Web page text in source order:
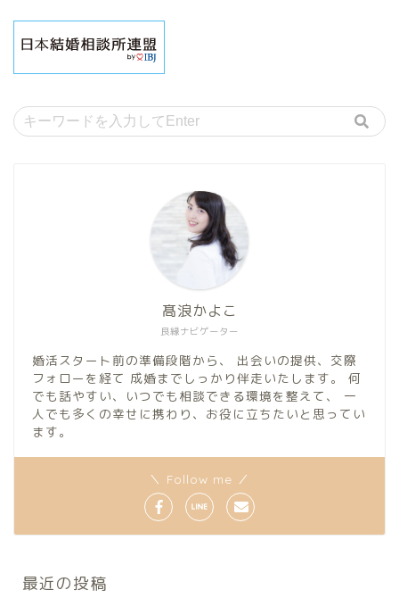
良縁ナビゲーター
髙浪かよこ
婚活スタート前の準備段階から、 出会いの提供、交際
フォローを経て 成婚までしっかり伴走いたします。 何
でも話やすい、いつでも相談できる環境を整えて、 一
人でも多くの幸せに携わり、お役に立ちたいと思ってい
ます。
＼ Follow me ／
最近の投稿